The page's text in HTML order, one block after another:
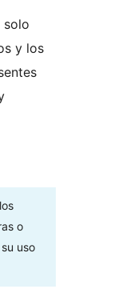
solo
y los
o
uso